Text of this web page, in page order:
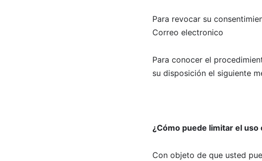
Para revocar su
Correo electronico
Para conocer el
su disposición el siguiente
¿Cómo puede limitar el
Con objeto de que usted